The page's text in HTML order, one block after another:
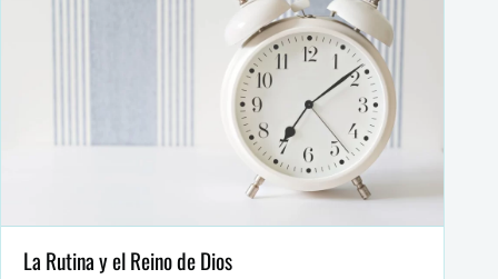
La Rutina y el Reino de Dios